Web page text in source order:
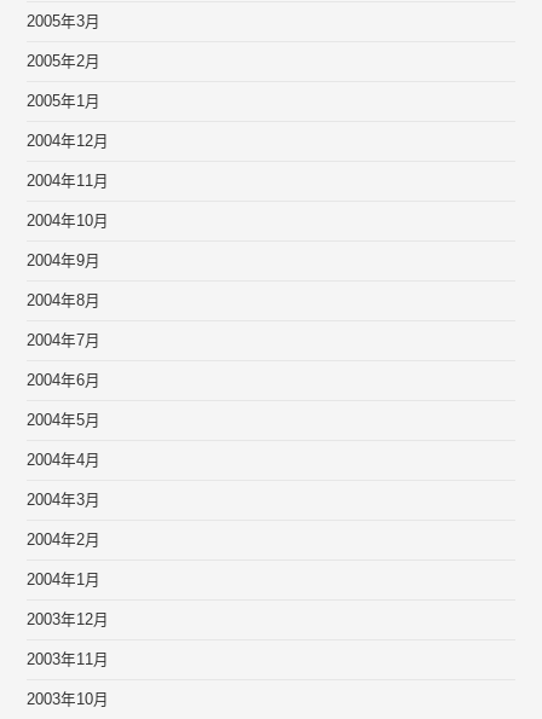
2005年3月
2005年2月
2005年1月
2004年12月
2004年11月
2004年10月
2004年9月
2004年8月
2004年7月
2004年6月
2004年5月
2004年4月
2004年3月
2004年2月
2004年1月
2003年12月
2003年11月
2003年10月